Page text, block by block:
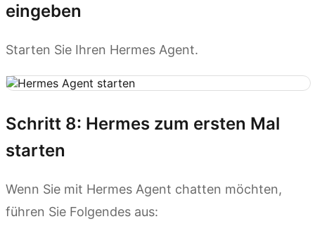
eingeben
Starten Sie Ihren Hermes Agent.
Schritt 8: Hermes zum ersten Mal
starten
Wenn Sie mit Hermes Agent chatten möchten,
führen Sie Folgendes aus: